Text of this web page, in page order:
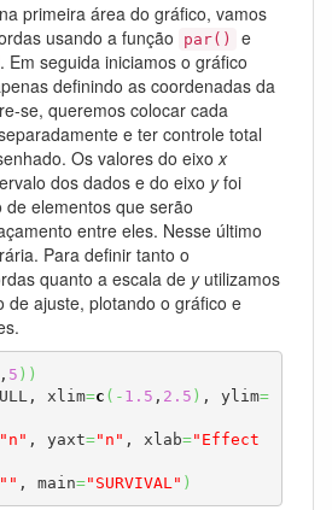
primeira área do gráfico, vamos
usando a função
par()
e
. Em seguida iniciamos o gráfico
definindo as coordenadas da
se, queremos colocar cada
e ter controle total
Os valores do eixox
dos dados e do eixo yfoi
elementos que serão
entre eles. Nesse último
Para definir tanto o
quanto a escala de yutilizamos
de ajuste, plotando o gráfico e
5 ) )
xlim=c ( - 1.5 , 2.5 ) , ylim=
, yaxt="n" , xlab="Effect
, main="SURVIVAL" )